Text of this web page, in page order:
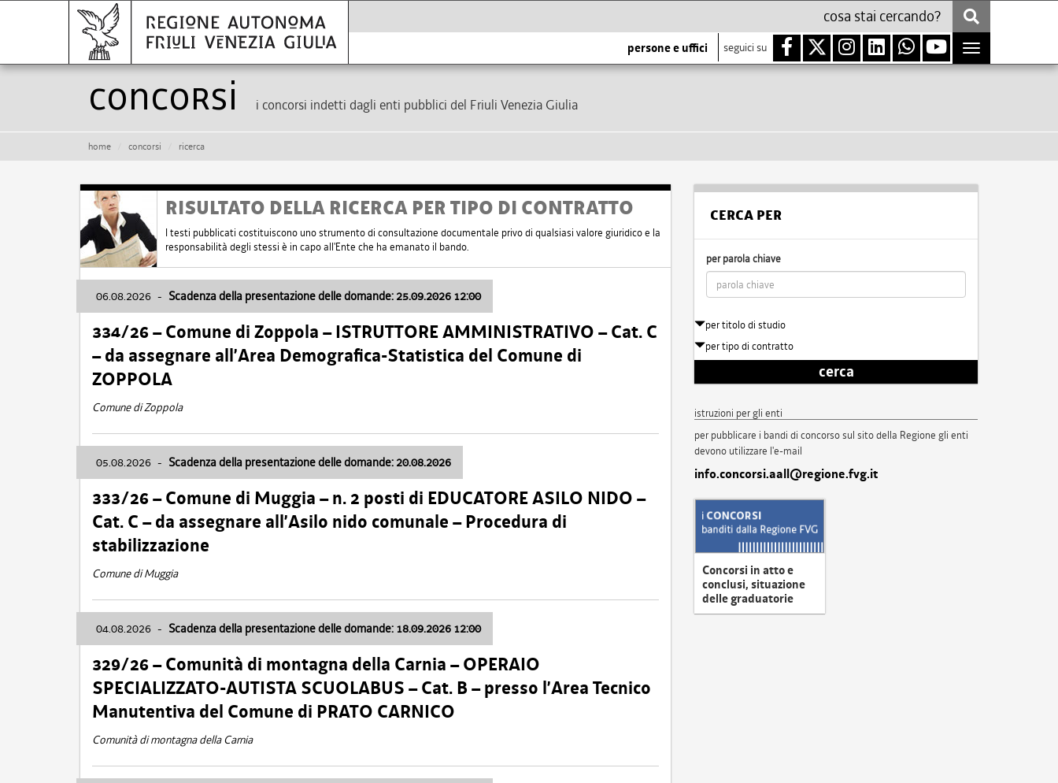
persone e uffici seguici su
Toggle
navigation
Concorsi i concorsi indetti dagli enti pubblici del Friuli Venezia Giulia
home concorsi ricerca
RISULTATO DELLA RICERCA PER TIPO DI CONTRATTO
I testi pubblicati costituiscono uno strumento di consultazione documentale privo di qualsiasi valore giuridico e la
responsabilità degli stessi è in capo all'Ente che ha emanato il bando.
06.08.2026 - Scadenza della presentazione delle domande: 25.09.2026 12:00
334/26 – Comune di Zoppola – ISTRUTTORE AMMINISTRATIVO – Cat. C
– da assegnare all’Area Demografica-Statistica del Comune di
ZOPPOLA
Comune di Zoppola
05.08.2026 - Scadenza della presentazione delle domande: 20.08.2026
333/26 – Comune di Muggia – n. 2 posti di EDUCATORE ASILO NIDO –
Cat. C – da assegnare all’Asilo nido comunale – Procedura di
stabilizzazione
Comune di Muggia
04.08.2026 - Scadenza della presentazione delle domande: 18.09.2026 12:00
329/26 – Comunità di montagna della Carnia – OPERAIO
SPECIALIZZATO-AUTISTA SCUOLABUS – Cat. B – presso l’Area Tecnico
Manutentiva del Comune di PRATO CARNICO
Comunità di montagna della Carnia
CERCA PER
per parola chiave
per titolo di studio
per tipo di contratto
cerca
istruzioni per gli enti
per pubblicare i bandi di concorso sul sito della Regione gli enti
devono utilizzare l'e-mail
info.concorsi.aall@regione.fvg.it
Concorsi in atto e
conclusi, situazione
delle graduatorie